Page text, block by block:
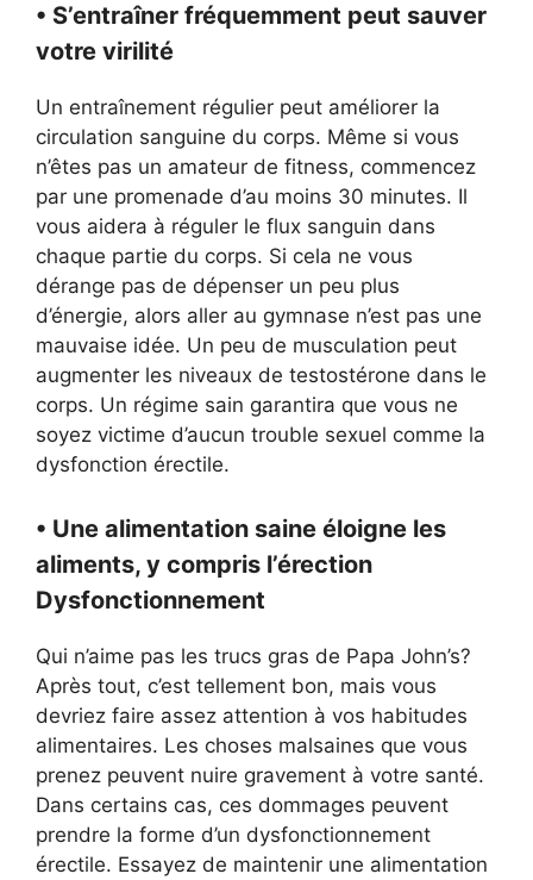
• S’entraîner fréquemment peut sauver
votre virilité
Un entraînement régulier peut améliorer la
circulation sanguine du corps. Même si vous
n’êtes pas un amateur de fitness, commencez
par une promenade d’au moins 30 minutes. Il
vous aidera à réguler le flux sanguin dans
chaque partie du corps. Si cela ne vous
dérange pas de dépenser un peu plus
d’énergie, alors aller au gymnase n’est pas une
mauvaise idée. Un peu de musculation peut
augmenter les niveaux de testostérone dans le
corps. Un régime sain garantira que vous ne
soyez victime d’aucun trouble sexuel comme la
dysfonction érectile.
• Une alimentation saine éloigne les
aliments, y compris l’érection
Dysfonctionnement
Qui n’aime pas les trucs gras de Papa John’s?
Après tout, c’est tellement bon, mais vous
devriez faire assez attention à vos habitudes
alimentaires. Les choses malsaines que vous
prenez peuvent nuire gravement à votre santé.
Dans certains cas, ces dommages peuvent
prendre la forme d’un dysfonctionnement
érectile. Essayez de maintenir une alimentation